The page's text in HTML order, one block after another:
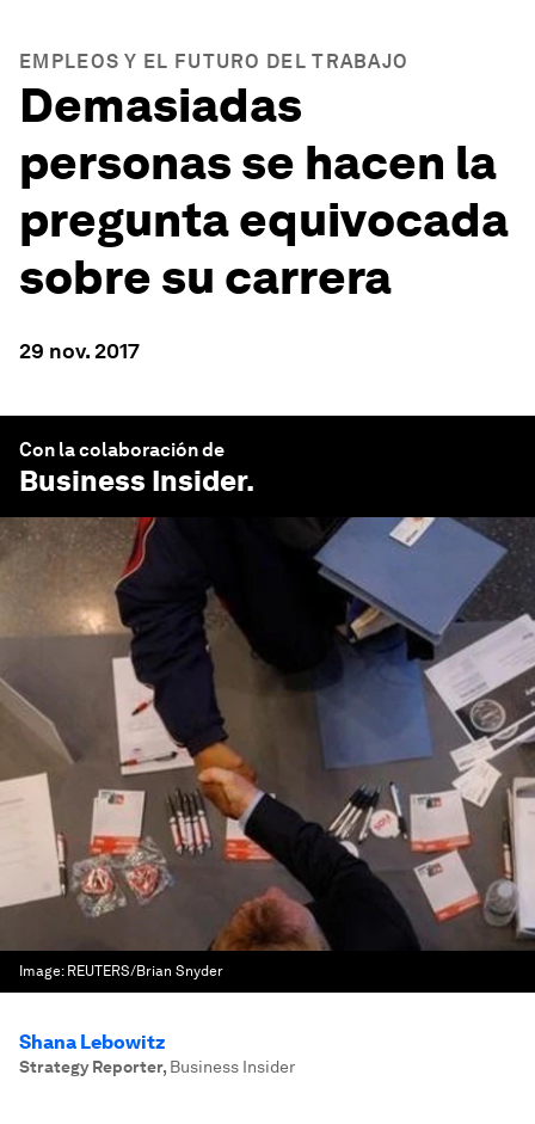
EMPLEOS Y EL FUTURO DEL TRABAJO
Demasiadas
personas se hacen la
pregunta equivocada
sobre su carrera
29 nov. 2017
Con la colaboración de
Business Insider.
Image: REUTERS/Brian Snyder
Shana Lebowitz
Strategy Reporter, Business Insider